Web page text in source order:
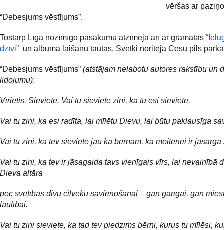
vēršas ar
“Debesjums vēstījums”.
Tostarp Līga nozīmīgo pasākumu atzīmēja arī ar grāmatas
dzīvi” un albuma laišanu tautās. Svētki noritēja Cēsu pils
“Debesjums vēstījums” (atstājam nelabotu autores rakstību un
lidojumu):
Vīrietis. Sieviete. Vai tu sieviete zini, ka tu esi sieviete.
Vai tu zini, ka esi radīta, lai mīlētu Dievu, lai būtu paklausīga
Vai tu zini, ka tev sieviete jau kā bērnam, kā meitenei ir jāsargā
Vai tu zini, ka tev ir jāsagaida tavs vienīgais vīrs, lai nevainībā
Dieva altāra
pēc svētības divu cilvēku savienošanai – gan garīgai, gan
laulībai.
Vai tu zini sieviete, ka tad tev piedzims bērni, kurus tu mīlēsi,